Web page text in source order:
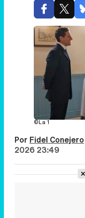
©La 1
Por Fidel Conejero
2026 23:49